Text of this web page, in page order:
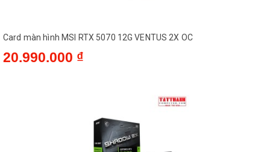
Card màn hình MSI RTX 5070 12G VENTUS 2X OC
20.990.000 ₫